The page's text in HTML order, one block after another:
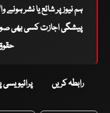
ہم نیوز پر شائع یا نشر ہونے
پیشگی اجازت کسی بھی
رابطہ کریں